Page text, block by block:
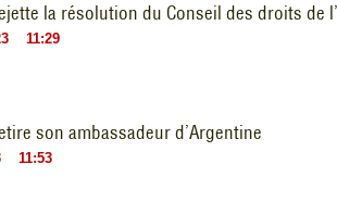
la résolution du Conseil des droits de
11:29
son ambassadeur d’Argentine
11:53